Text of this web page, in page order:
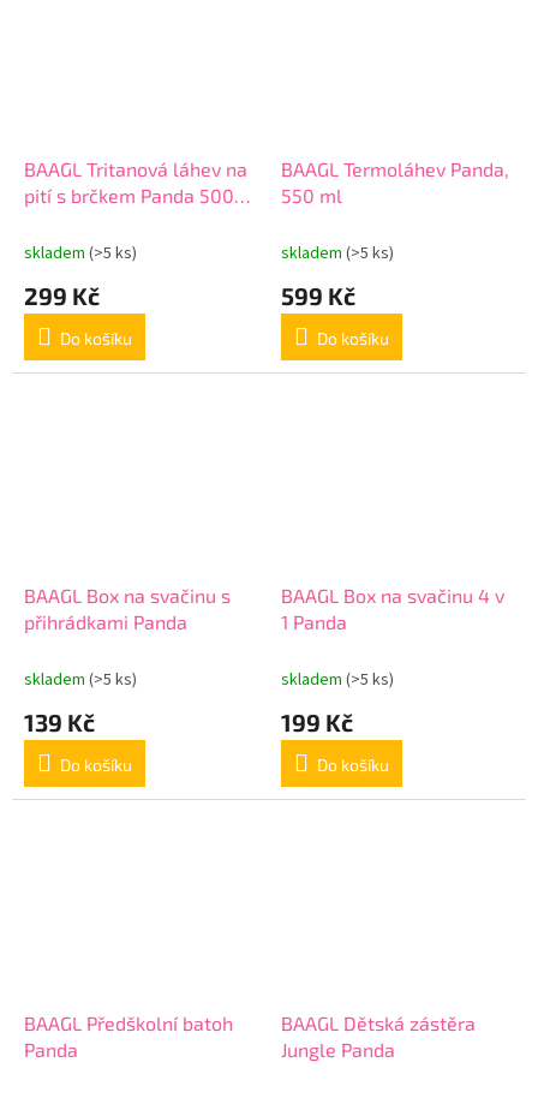
BAAGL Tritanová láhev na
pití s brčkem Panda 500
skladem (>5 ks)
299 Kč
Do košíku
BAAGL Termoláhev Panda,
550 ml
skladem (>5 ks)
599 Kč
Do košíku
BAAGL Box na svačinu s
přihrádkami Panda
skladem (>5 ks)
139 Kč
Do košíku
BAAGL Box na svačinu 4 v
1 Panda
skladem (>5 ks)
199 Kč
Do košíku
BAAGL Předškolní batoh
Panda
BAAGL Dětská zástěra
Jungle Panda